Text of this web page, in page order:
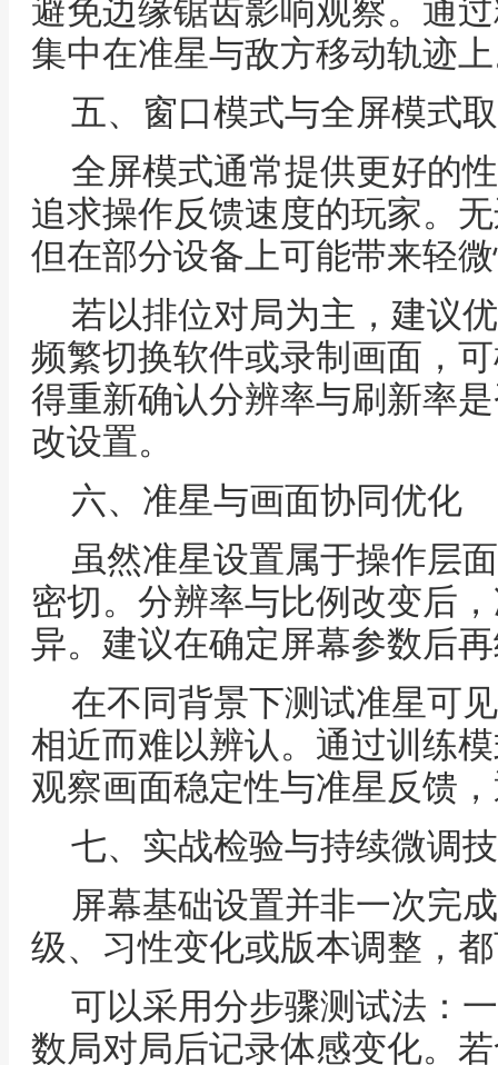
避免边缘锯齿影响观察。通
集中在准星与敌方移动轨迹
五、窗口模式与全屏模式
全屏模式通常提供更好的
追求操作反馈速度的玩家。
但在部分设备上可能带来轻
若以排位对局为主，建议
频繁切换软件或录制画面，
得重新确认分辨率与刷新率
改设置。
六、准星与画面协同优化
虽然准星设置属于操作层
密切。分辨率与比例改变后
异。建议在确定屏幕参数后
在不同背景下测试准星可
相近而难以辨认。通过训练
观察画面稳定性与准星反馈
七、实战检验与持续微调
屏幕基础设置并非一次完
级、习性变化或版本调整，
可以采用分步骤测试法：
数局对局后记录体感变化。